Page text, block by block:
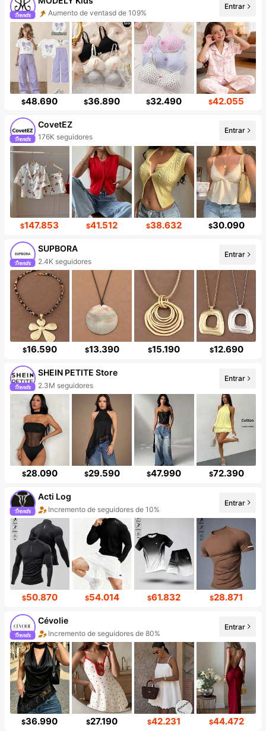
Aumento de ventasd de 109%
Entrar
$48.690 $36.890 $32.490 $42.055
CovetEZ
176K seguidores
Entrar
$147.853 $41.512 $38.632 $30.090
SUPBORA
2.4K seguidores
Entrar
$16.590 $13.390 $15.190 $12.690
SHEIN PETITE Store
2.3M seguidores
Entrar
$28.090 $29.590 $47.990 $72.390
Acti Log
Incremento de seguidores de 10%
Entrar
$50.870 $54.014 $61.832 $28.871
Cévolie
Incremento de seguidores de 80%
Entrar
$36.990 $27.190 $42.231 $44.472